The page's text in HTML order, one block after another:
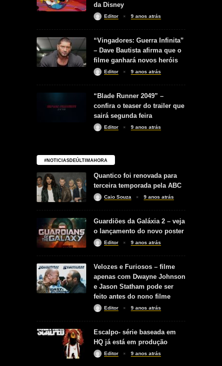
da Disney
Editor 9 anos atrás
“Vingadores: Guerra Infinita”
– Dave Bautista afirma que o
filme ganhará novos heróis
Editor 9 anos atrás
“Blade Runner 2049” –
confira o teaser do trailer que
sairá segunda feira
Editor 9 anos atrás
#NOTICIASDEÚLTIMAHORA
Quantico foi renovada para
terceira temporada pela ABC
Caio Souza 9 anos atrás
Guardiões da Galáxia 2 – veja
o lançamento do novo poster
Editor 9 anos atrás
Velozes e Furiosos – filme
apenas com Dwayne Johnson
e Jason Statham pode ser
feito antes do nono filme
Editor 9 anos atrás
Escalpo- série baseada em
HQ já está em produção
Editor 9 anos atrás